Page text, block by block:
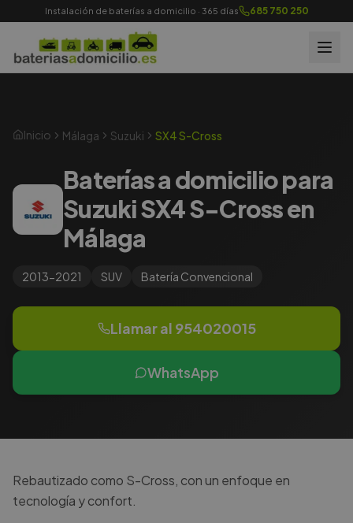
Instalación de baterías a domicilio · 365 días 685 750 250
Inicio Málaga Suzuki SX4 S-Cross
Baterías a domicilio para
Suzuki SX4 S-Cross en
Málaga
2013-2021 SUV Batería Convencional
Llamar al 954020015
WhatsApp
Rebautizado como S-Cross, con un enfoque en
tecnología y confort.